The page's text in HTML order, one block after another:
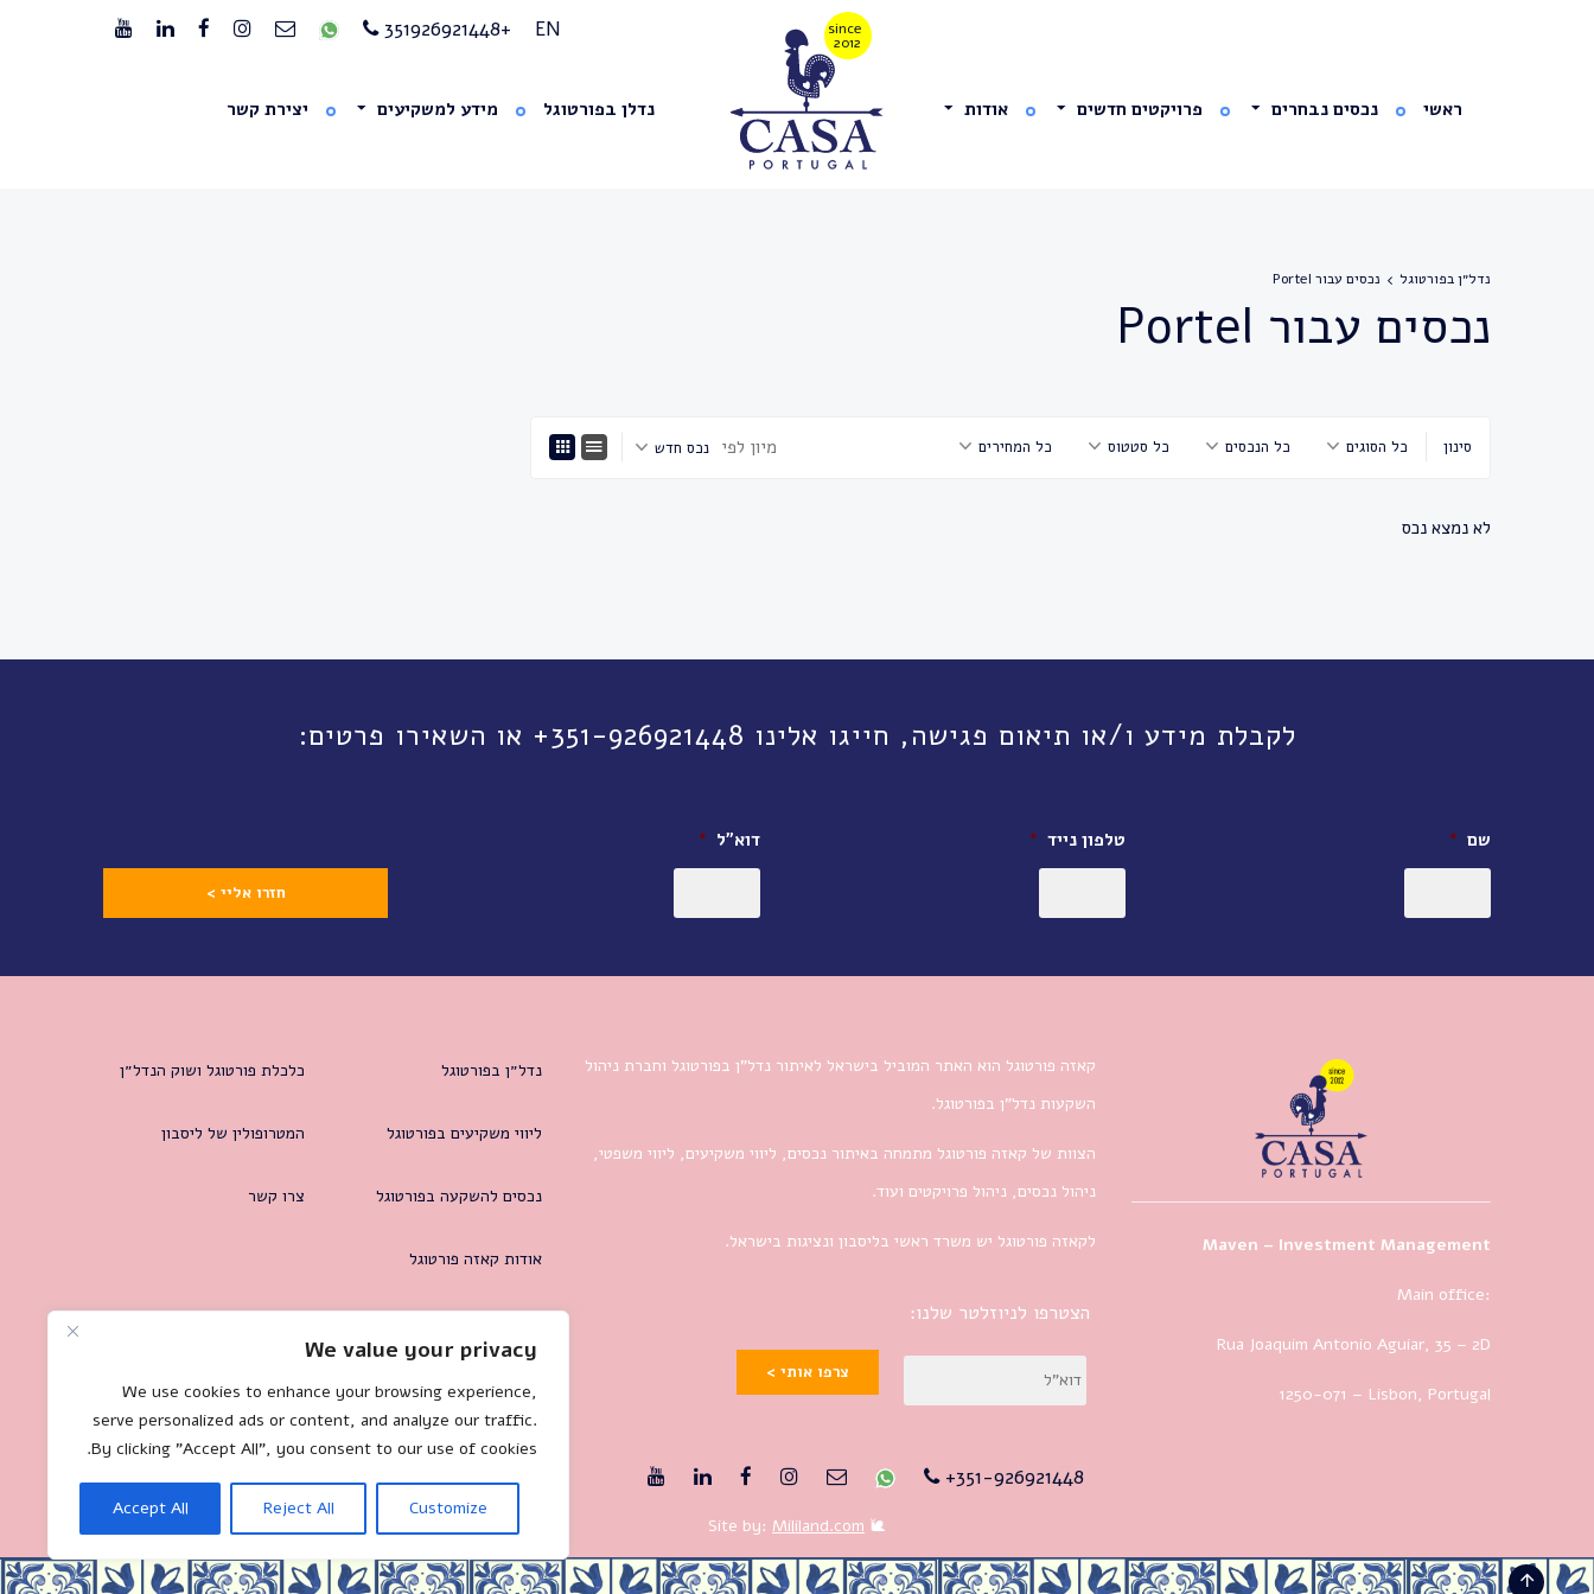
We value your privacy
We use cookies to enhance your browsing experience,
serve personalized ads or content, and analyze our traffic.
By clicking "Accept All", you consent to our use of cookies.
Customize
Reject All
Accept All
EN
+351926921448
ראשי נכסים נבחרים פרויקטים חדשים אודות נדלן בפורטוגל מידע למשקיעים יצירת קשר
נדל״ן בפורטוגל נכסים עבור Portel
נכסים עבור Portel
סינון כל הסוגים כל הנכסים כל סטטוס כל המחירים מיון לפי נכס חדש
לא נמצא נכס
לקבלת מידע ו/או תיאום פגישה, חייגו אלינו 351-926921448+ או השאירו פרטים:
שם * טלפון נייד * דוא״ל *
חזרו אליי >
Maven – Investment Management
Main office:
Rua Joaquim Antonio Aguiar, 35 – 2D
1250-071 – Lisbon, Portugal
קאזה פורטוגל הוא האתר המוביל בישראל לאיתור נדל”ן בפורטוגל וחברת ניהול
השקעות נדל”ן בפורטוגל.
הצוות של קאזה פורטוגל מתמחה באיתור נכסים, ליווי משקיעים, ליווי משפטי,
ניהול נכסים, ניהול פרויקטים ועוד.
לקאזה פורטוגל יש משרד ראשי בליסבון ונציגות בישראל.
הצטרפו לניוזלטר שלנו:
צרפו אותי >
351-926921448+
נדל״ן בפורטוגל
ליווי משקיעים בפורטוגל
נכסים להשקעה בפורטוגל
אודות קאזה פורטוגל
כלכלת פורטוגל ושוק הנדל״ן
המטרופולין של ליסבון
צרו קשר
🐌 Site by:
Mililand.com